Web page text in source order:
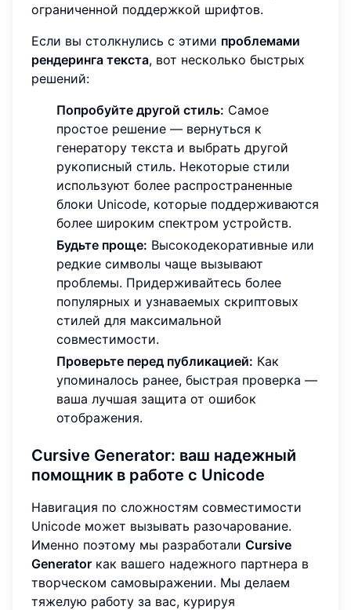
ограниченной поддержкой шрифтов.
Если вы столкнулись с этими проблемами
рендеринга текста, вот несколько быстрых
решений:
Попробуйте другой стиль: Самое
простое решение — вернуться к
генератору текста и выбрать другой
рукописный стиль. Некоторые стили
используют более распространенные
блоки Unicode, которые поддерживаются
более широким спектром устройств.
Будьте проще: Высокодекоративные или
редкие символы чаще вызывают
проблемы. Придерживайтесь более
популярных и узнаваемых скриптовых
стилей для максимальной
совместимости.
Проверьте перед публикацией: Как
упоминалось ранее, быстрая проверка —
ваша лучшая защита от ошибок
отображения.
Cursive Generator: ваш надежный
помощник в работе с Unicode
Навигация по сложностям совместимости
Unicode может вызывать разочарование.
Именно поэтому мы разработали Cursive
Generator как вашего надежного партнера в
творческом самовыражении. Мы делаем
тяжелую работу за вас, курируя